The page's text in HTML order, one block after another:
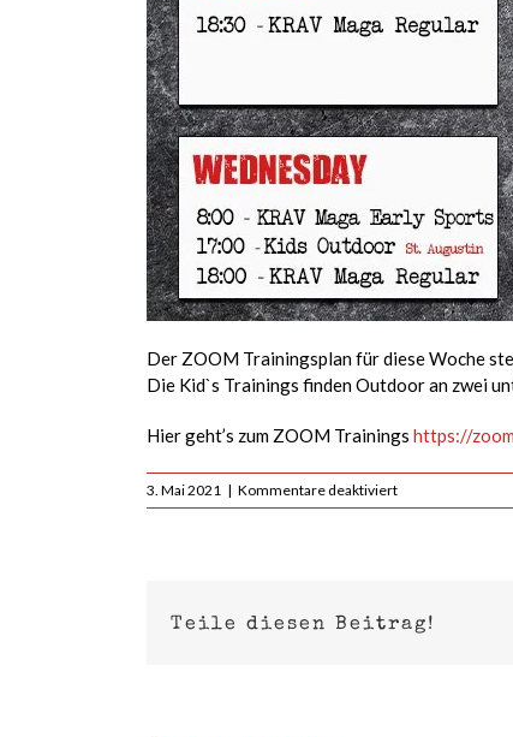
Der ZOOM Trainingsplan für diese Woche
Die Kid`s Trainings finden Outdoor an zwei
Hier geht’s zum ZOOM Trainings https://
3. Mai 2021 | Kommentare deaktiviertfür
Wöchentlicher
03.
Teile diesen Beitrag!